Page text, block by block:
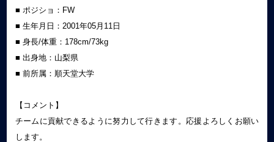
■ ポジショ：FW
■ 生年月日： 2001年05月11日
■ 身長/体重：178cm/73kg
■ 出身地：山梨県
■ 前所属：順天堂大学
【コメント】
チームに貢献できるように努力して行きます。応援よろしくお願い
します。